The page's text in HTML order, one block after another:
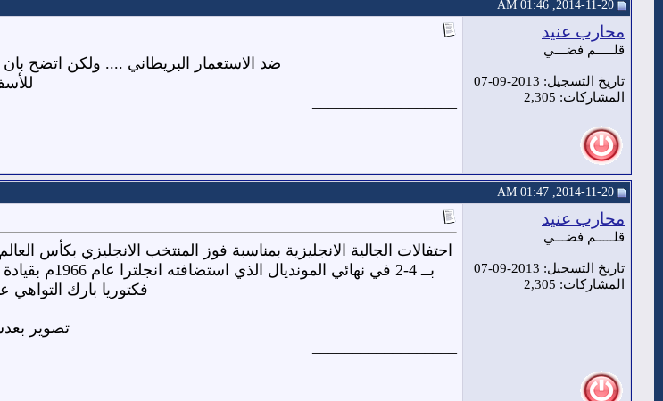
محارب عنيد
قلـــــم فضـــي
تاريخ التسجيل: 2013-09-07
المشاركات: 2,305
ضد الاستعمار البريطاني .... ولكن اتضح بان
محارب عنيد
قلـــــم فضـــي
تاريخ التسجيل: 2013-09-07
المشاركات: 2,305
احتفالات الجالية الانجليزية بمناسبة فوز المنتخب الانجليزي بكأس
بــ 4-2 في
فكتوريا بارك التواهي
تصوير